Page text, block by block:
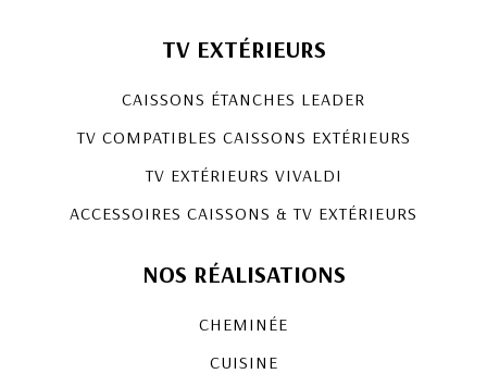
TV EXTÉRIEURS
CAISSONS ÉTANCHES LEADER
TV COMPATIBLES CAISSONS EXTÉRIEURS
TV EXTÉRIEURS VIVALDI
ACCESSOIRES CAISSONS & TV EXTÉRIEURS
NOS RÉALISATIONS
CHEMINÉE
CUISINE